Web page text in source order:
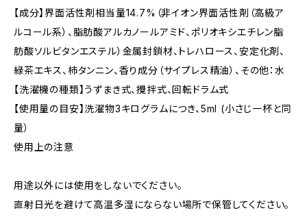
【成分】界面活性剤相当量14.7%（非イオン界面活性剤（高級ア
ルコール系）、脂肪酸アルカノールアミド、ポリオキシエチレン脂
肪酸ソルビタンエステル）金属封鎖材、トレハロース、安定化剤、
緑茶エキス、柿タンニン、香り成分（サイプレス精油）、その他：水
【洗濯機の種類】うずまき式、攪拌式、回転ドラム式
【使用量の目安】洗濯物3キログラムにつき、5ml (小さじ一杯と同
量）
使用上の注意
用途以外には使用をしないでください。
直射日光を避けて高温多湿にならない場所で保管してください。